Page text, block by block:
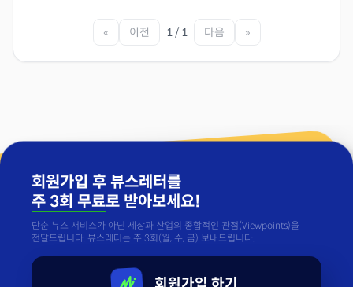
« 이전 1 / 1 다음 »
회원가입 후 뷰스레터를
주 3회 무료로 받아보세요!
단순 뉴스 서비스가 아닌 세상과 산업의 종합적인 관점(Viewpoints)을
전달드립니다. 뷰스레터는 주 3회(월, 수, 금) 보내드립니다.